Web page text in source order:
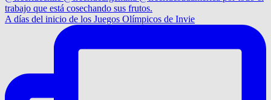
A días del inicio de los Juegos Olímpicos de Invie